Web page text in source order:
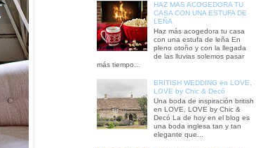
HAZ MAS ACOGEDORA TU
CASA CON UNA ESTUFA DE
LEÑA
Haz más acogedora tu casa
con una estufa de leña En
pleno otoño y con la llegada
de las lluvias solemos pasar
más tiempo...
BRITISH WEDDING en LOVE,
LOVE by Chic & Decó
Una boda de inspiración british
en LOVE, LOVE by Chic &
Decó La de hoy en el blog es
una boda inglesa tan y tan
elegante que...